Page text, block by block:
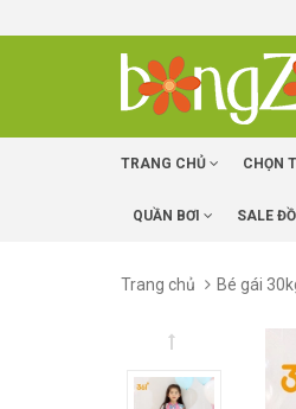
TRANG CHỦ CHỌN
QUẦN BƠI SALE ĐỒ
Trang chủ Bé gái